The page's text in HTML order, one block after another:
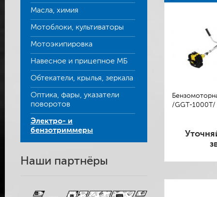
Масла, химия
Мотоблоки, культиваторы
Мотоэкипировка
Навесное и прицепное МБ
Обтекатели, крылья, зеркала
Оптика, фары, указатели
поворотов
Электро- и
бензотриммеры
Наши партнёры
/GGT-1000T/